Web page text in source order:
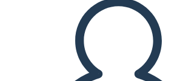
CREATE A STORYBOARD
PLAY SLIDESHOW
READ TO ME